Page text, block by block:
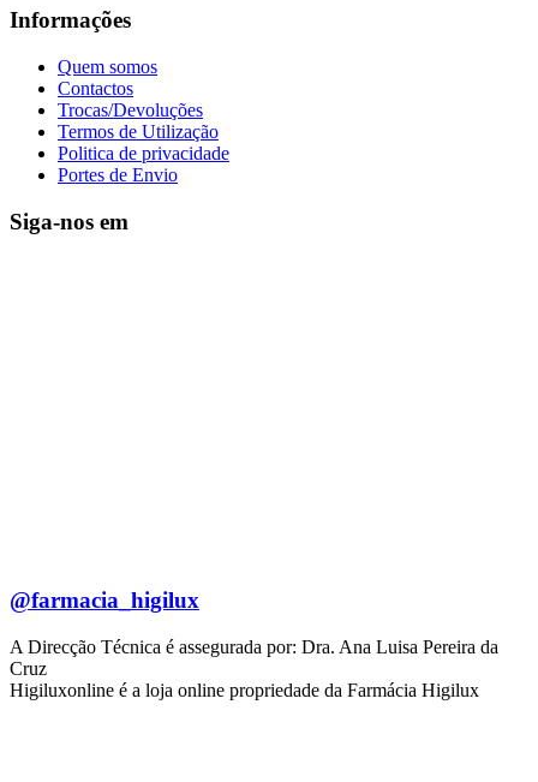
Informações
Quem somos
Contactos
Trocas/Devoluções
Termos de Utilização
Politica de privacidade
Portes de Envio
Siga-nos em
@farmacia_higilux
A Direcção Técnica é assegurada por: Dra. Ana Luisa Pereira da
Cruz
Higiluxonline é a loja online propriedade da Farmácia Higilux